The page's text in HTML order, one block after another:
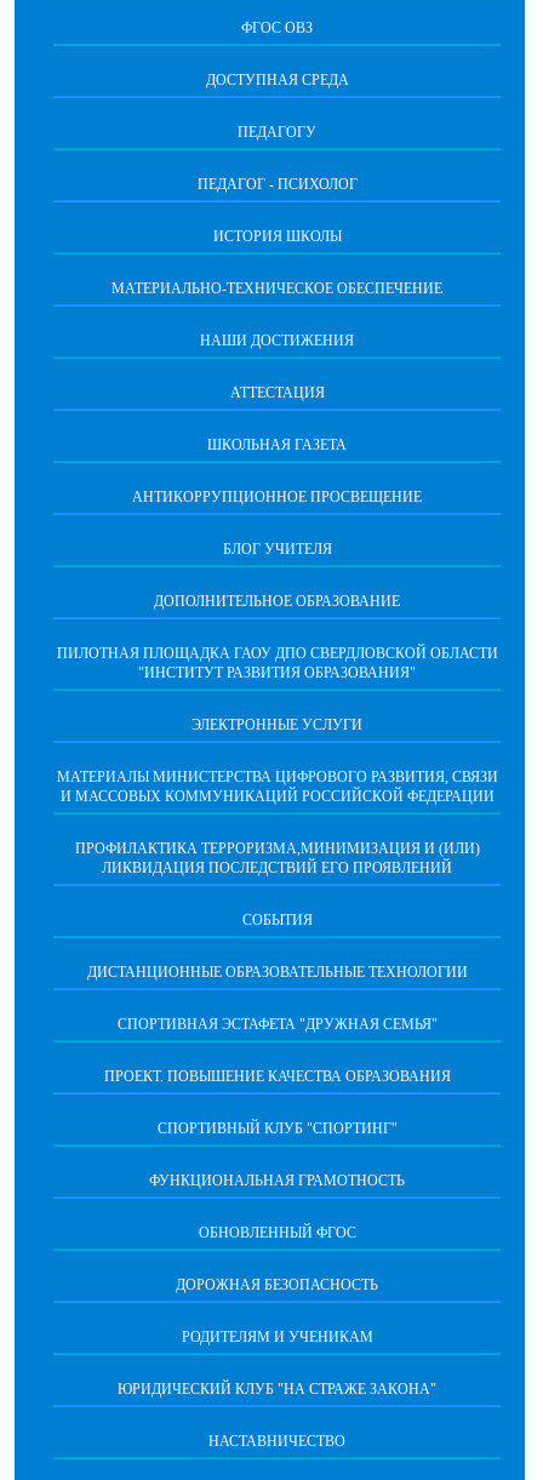
ФГОС ОВЗ
ДОСТУПНАЯ СРЕДА
ПЕДАГОГУ
ПЕДАГОГ - ПСИХОЛОГ
ИСТОРИЯ ШКОЛЫ
МАТЕРИАЛЬНО-ТЕХНИЧЕСКОЕ ОБЕСПЕЧЕНИЕ
НАШИ ДОСТИЖЕНИЯ
АТТЕСТАЦИЯ
ШКОЛЬНАЯ ГАЗЕТА
АНТИКОРРУПЦИОННОЕ ПРОСВЕЩЕНИЕ
БЛОГ УЧИТЕЛЯ
ДОПОЛНИТЕЛЬНОЕ ОБРАЗОВАНИЕ
ПИЛОТНАЯ ПЛОЩАДКА ГАОУ ДПО СВЕРДЛОВСКОЙ ОБЛАСТИ
"ИНСТИТУТ РАЗВИТИЯ ОБРАЗОВАНИЯ"
ЭЛЕКТРОННЫЕ УСЛУГИ
МАТЕРИАЛЫ МИНИСТЕРСТВА ЦИФРОВОГО РАЗВИТИЯ, СВЯЗИ
И МАССОВЫХ КОММУНИКАЦИЙ РОССИЙСКОЙ ФЕДЕРАЦИИ
ПРОФИЛАКТИКА ТЕРРОРИЗМА,МИНИМИЗАЦИЯ И (ИЛИ)
ЛИКВИДАЦИЯ ПОСЛЕДСТВИЙ ЕГО ПРОЯВЛЕНИЙ
СОБЫТИЯ
ДИСТАНЦИОННЫЕ ОБРАЗОВАТЕЛЬНЫЕ ТЕХНОЛОГИИ
СПОРТИВНАЯ ЭСТАФЕТА "ДРУЖНАЯ СЕМЬЯ"
ПРОЕКТ. ПОВЫШЕНИЕ КАЧЕСТВА ОБРАЗОВАНИЯ
СПОРТИВНЫЙ КЛУБ "СПОРТИНГ"
ФУНКЦИОНАЛЬНАЯ ГРАМОТНОСТЬ
ОБНОВЛЕННЫЙ ФГОС
ДОРОЖНАЯ БЕЗОПАСНОСТЬ
РОДИТЕЛЯМ И УЧЕНИКАМ
ЮРИДИЧЕСКИЙ КЛУБ "НА СТРАЖЕ ЗАКОНА"
НАСТАВНИЧЕСТВО